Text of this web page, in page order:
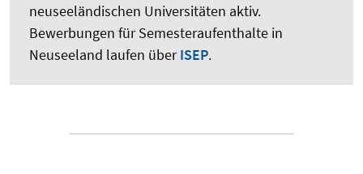
neuseeländischen Universitäten aktiv.
Bewerbungen für Semesteraufenthalte in
Neuseeland laufen überISEP.